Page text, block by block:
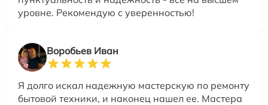
уровне. Рекомендую с уверенностью!
Воробьев Иван
Я долго искал надежную мастерскую по ремонту
бытовой техники, и наконец нашел ее. Мастера